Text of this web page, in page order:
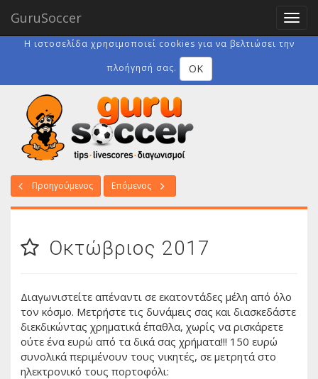
Η ιστοσελίδα χρησιμοποιεί cookies για να βελτιώσει την
πλοήγησή σας. OK
Προηγούμενος Επόμενος
Οκτώβριος 2017
Διαγωνιστείτε απέναντι σε εκατοντάδες μέλη από όλο
τον κόσμο. Μετρήστε τις δυνάμεις σας και διασκεδάστε
διεκδικώντας χρηματικά έπαθλα, χωρίς να ρισκάρετε
ούτε ένα ευρώ από τα δικά σας χρήματα!!! 150 ευρώ
συνολικά περιμένουν τους νικητές, σε μετρητά στο
ηλεκτρονικό τους πορτοφόλι:
GuruSoccer